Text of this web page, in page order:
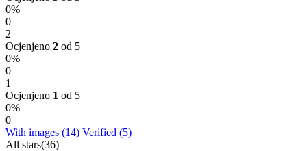
0%
0
2
Ocjenjeno 2 od 5
0%
0
1
Ocjenjeno 1 od 5
0%
0
With images (14) Verified (5)
All stars(36)